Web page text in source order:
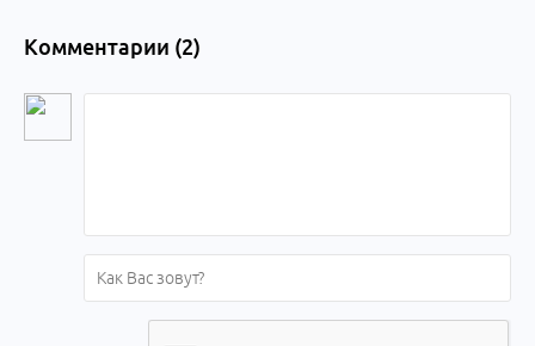
Комментарии (2)